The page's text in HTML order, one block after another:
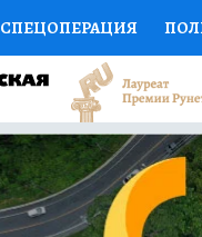
СПЕЦОПЕРАЦИЯ
НАУКА СПОРТ
ДОКТОР
ПРОГНОЗЫ НА СПОРТ